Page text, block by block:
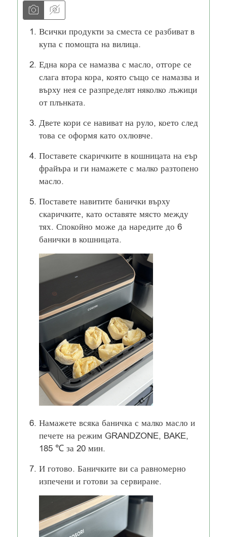
Всички продукти за сместа се разбиват в
купа с помощта на вилица.
Една кора се намазва с масло, отгоре се
слага втора кора, която също се намазва и
върху нея се разпределят няколко лъжици
от плънката.
Двете кори се навиват на руло, което след
това се оформя като охлювче.
Поставете скаричките в кошницата на еър
фрайъра и ги намажете с малко разтопено
масло.
Поставете навитите банички върху
скаричките, като оставяте място между
тях. Спокойно може да наредите до 6
банички в кошницата.
Намажете всяка баничка с малко масло и
печете на режим GRANDZONE, BAKE,
185 ℃ за 20 мин.
И готово. Баничките ви са равномерно
изпечени и готови за сервиране.